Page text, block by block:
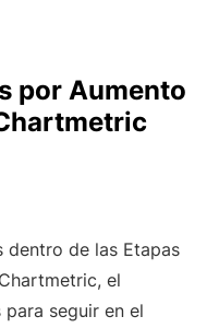
por Aumento
dentro de las Etapas
el
seguir en el